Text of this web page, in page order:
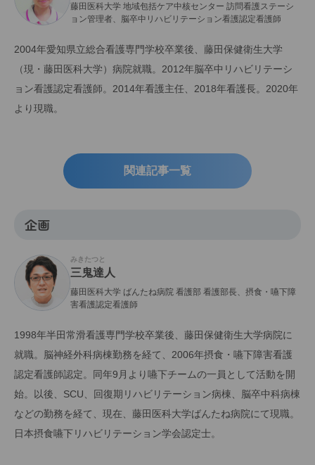
藤田医科大学 地域包括ケア中核センター 訪問看護ステーシ
ョン管理者、脳卒中リハビリテーション看護認定看護師
2004年愛知県立総合看護専門学校卒業後、藤田保健衛生大学
（現・藤田医科大学）病院就職。2012年脳卒中リハビリテーシ
ョン看護認定看護師。2014年看護主任、2018年看護長。2020年
より現職。
関連記事一覧
企画
みきたつと
三鬼達人
藤田医科大学 ばんたね病院 看護部 看護部長、摂食・嚥下障
害看護認定看護師
1998年半田常滑看護専門学校卒業後、藤田保健衛生大学病院に
就職。脳神経外科病棟勤務を経て、2006年摂食・嚥下障害看護
認定看護師認定。同年9月より嚥下チームの一員として活動を開
始。以後、SCU、回復期リハビリテーション病棟、脳卒中科病棟
などの勤務を経て、現在、藤田医科大学ばんたね病院にて現職。
日本摂食嚥下リハビリテーション学会認定士。